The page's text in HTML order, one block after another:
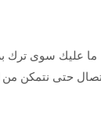
ما عليك سوى ترك
حتى نتمكن